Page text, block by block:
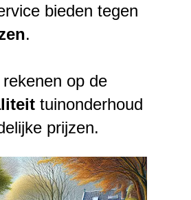
bieden tegen
.
op de
tuinonderhoud
prijzen.